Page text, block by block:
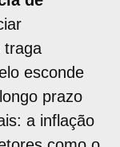
traga
esconde
prazo
a inflação